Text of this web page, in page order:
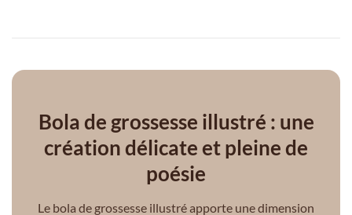
Bola de grossesse illustré : une
création délicate et pleine de
poésie
Le bola de grossesse illustré apporte une dimension